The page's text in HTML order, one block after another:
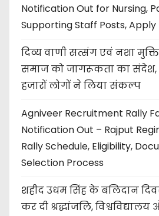
Notification Out for Nursing,
Supporting Staff Posts, Apply
दिव्य वाणी सत्संग एवं नशा
समाज को जागरूकता का संदेश,
हजारों लोगों ने लिया संकल्प
Agniveer Recruitment Rally
Notification Out – Rajput
Rally Schedule, Eligibility,
Selection Process
शहीद उधम सिंह के बलिदान
कर दी श्रद्धांजलि, विश्वविद्यालय